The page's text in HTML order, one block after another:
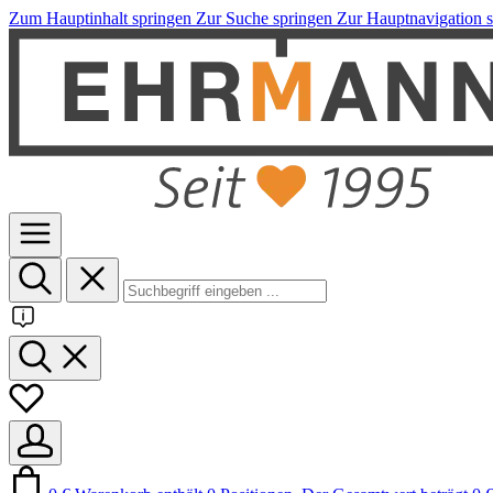
Zum Hauptinhalt springen Zur Suche springen Zur Hauptnavigation